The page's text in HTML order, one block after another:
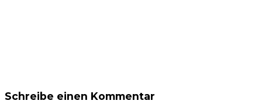
Schreibe einen Kommentar